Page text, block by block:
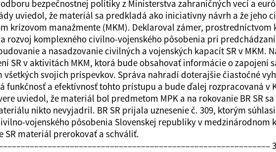
bezpečnostnej politiky z Ministerstva zahraničných vecí a
uviedol, že materiál sa predkladá ako iniciatívny návrh a že jeho
krízovom manažmente (MKM). Deklaroval zámer,
rozvoj komplexného civilno-vojenského pôsobenia pri
a nasadzovanie civilných a vojenských kapacít SR v MKM.
SR v aktivitách MKM, ktorá bude obsahovať informácie o zapojení
svojich príspevkov. Správa nahradí doterajšie čiastočné
funkčnosť a efektívnosť tohto prístupu a bude ďalej rozpracovaná v
uviedol, že materiál bol predmetom MPK a na rokovanie BR SR
nikto nevyjadril. BR SR prijala uznesenie č. 309, ktorým
vojenského pôsobenia Slovenskej republiky v medzinárodnom
SR materiál prerokovať a schváliť.